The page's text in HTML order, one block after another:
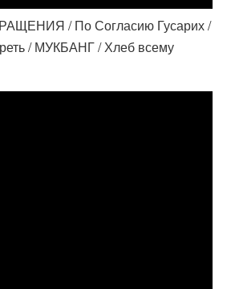
/ По Согласию Гусарих /
/ МУКБАНГ / Хлеб всему